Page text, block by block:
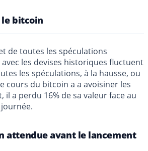
le bitcoin
de toutes les spéculations
les devises historiques fluctuent
les spéculations, à la hausse, ou
cours du bitcoin a a avoisiner les
il a perdu 16% de sa valeur face au
attendue avant le lancement